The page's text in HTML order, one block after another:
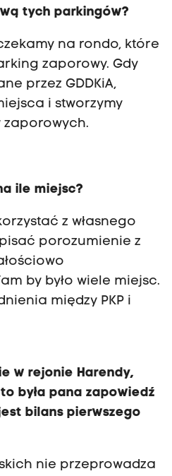
tych parkingów?
na rondo, które
zaporowy. Gdy
przez GDDKiA,
i stworzymy
ile miejsc?
z własnego
porozumienie z
by było wiele miejsc.
między PKP i
w rejonie Harendy,
była pana zapowiedź
bilans pierwszego
nie przeprowadza